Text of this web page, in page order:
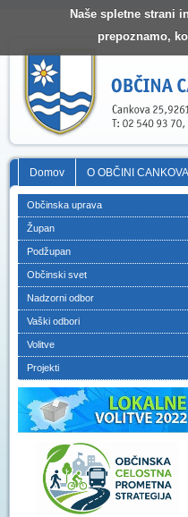
Naše spletne strani
prepoznamo,
Domov O OBČINI CANKOVA
Občinska uprava
Župan
Podžupan
Občinski svet
Nadzorni odbor
Vaški odbori
Volitve
Projekti